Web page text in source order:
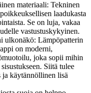
materiaali: Tekninen
laadukasta
Se on luja, vakaa
vastustuskykyinen.
ulkonäkö: Lämpöpatterin
on moderni,
joka sopii mihin
sisustukseen. Siitä tulee
ja käytännöllinen lisä